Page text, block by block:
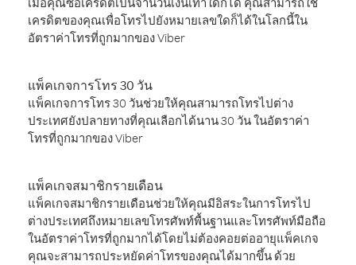
เครดิตของคุณเพื่อโทรไปยังหมายเลขใดก็ได้ในโลกนี้ใน
อัตราค่าโทรที่ถูกมากของ Viber
แพ็คเกจการโทร 30 วัน
แพ็คเกจการโทร 30 วันช่วยให้คุณสามารถโทรไปต่าง
ประเทศยังปลายทางที่คุณเลือกได้นาน 30 วัน ในอัตราค่า
โทรที่ถูกมากของ Viber
แพ็คเกจสมาชิกรายเดือน
แพ็คเกจสมาชิกรายเดือนช่วยให้คุณมีอิสระในการโทรไป
ต่างประเทศถึงหมายเลขโทรศัพท์พื้นฐานและโทรศัพท์มือถือ
ในอัตราค่าโทรที่ถูกมากได้โดยไม่ต้องคอยต่ออายุแพ็คเกจ
คุณจะสามารถประหยัดค่าโทรของคุณได้มากขึ้น ด้วย